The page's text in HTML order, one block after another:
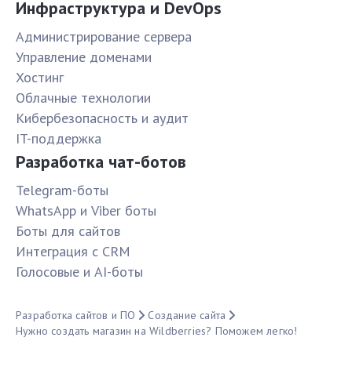
Инфраструктура и DevOps
Администрирование сервера
Управление доменами
Хостинг
Облачные технологии
Кибербезопасность и аудит
IT-поддержка
Разработка чат-ботов
Telegram-боты
WhatsApp и Viber боты
Боты для сайтов
Интеграция с CRM
Голосовые и AI-боты
Разработка сайтов и ПО
Создание сайта
Нужно создать магазин на Wildberries? Поможем легко!